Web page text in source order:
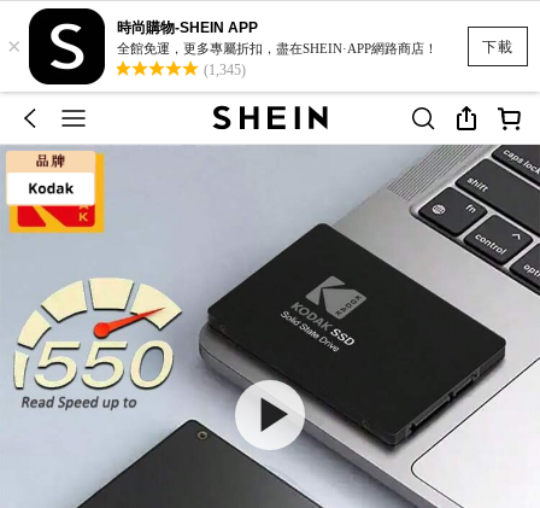
下載
×
時尚購物-SHEIN APP
全館免運，更多專屬折扣，盡在SHEIN·APP網路商店！
(1,345)